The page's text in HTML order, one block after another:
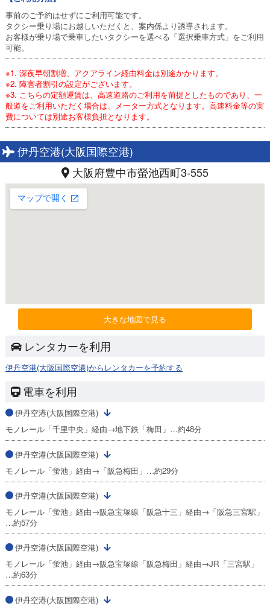
事前のご予約はせずにご利用可能です。
タクシー乗り場にお越しいただくと、案内係より誘導されます。
お客様が乗り場で乗車したいタクシーを選べる「選択乗車方式」をご利用
可能。
※1. 深夜早朝割増、アクアライン経由料金は別途かかります。
※2. 障害者割引の設定がございます。
※3. こちらの定額運賃は、高速道路のご利用を前提としたものであり、一
般道をご利用いただく場合は、メーター方式となります。高速料金等の実
費については別途お客様負担となります。
伊丹空港(大阪国際空港)
大阪府豊中市螢池西町3-555
大きな地図で見る
レンタカーを利用
伊丹空港(大阪国際空港)からレンタカーを予約する
電車を利用
伊丹空港(大阪国際空港)
モノレール「千里中央」経由→地下鉄「梅田」…約48分
伊丹空港(大阪国際空港)
モノレール「蛍池」経由→「阪急梅田」…約29分
伊丹空港(大阪国際空港)
モノレール「蛍池」経由→阪急宝塚線「阪急十三」経由→「阪急三宮駅」
…約57分
伊丹空港(大阪国際空港)
モノレール「蛍池」経由→阪急宝塚線「阪急梅田」経由→JR「三宮駅」
…約63分
伊丹空港(大阪国際空港)